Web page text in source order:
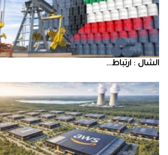
‮‬الشال‮ ‬‭: ‬ارتباط‭ ...